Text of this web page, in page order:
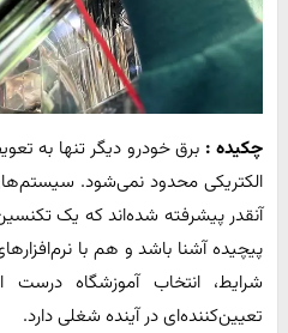
چکیده : برق خودرو دیگر تنها به
الکتریکی محدود نمی‌شود.
آنقدر پیشرفته شده‌اند که یک
پیچیده آشنا باشد و هم با
شرایط، انتخاب آموزشگاه
تعیین‌کننده‌ای در آینده شغلی دارد.